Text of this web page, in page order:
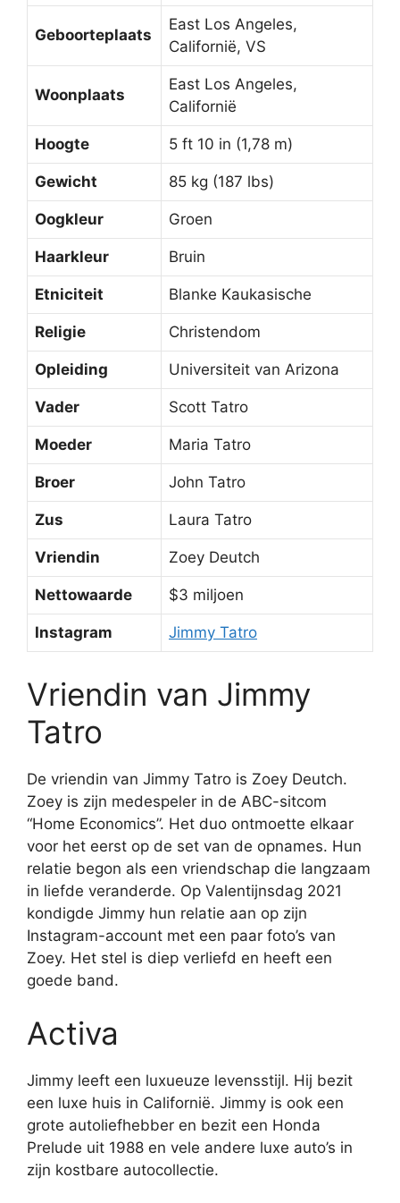
Geboorteplaats
East Los Angeles,
Californië, VS
Woonplaats
East Los Angeles,
Californië
Hoogte 5 ft 10 in (1,78 m)
Gewicht 85 kg (187 lbs)
Oogkleur Groen
Haarkleur Bruin
Etniciteit Blanke Kaukasische
Religie Christendom
Opleiding Universiteit van Arizona
Vader Scott Tatro
Moeder Maria Tatro
Broer John Tatro
Zus Laura Tatro
Vriendin Zoey Deutch
Nettowaarde $3 miljoen
Instagram Jimmy Tatro
Vriendin van Jimmy
Tatro
De vriendin van Jimmy Tatro is Zoey Deutch.
Zoey is zijn medespeler in de ABC-sitcom
“Home Economics”. Het duo ontmoette elkaar
voor het eerst op de set van de opnames. Hun
relatie begon als een vriendschap die langzaam
in liefde veranderde. Op Valentijnsdag 2021
kondigde Jimmy hun relatie aan op zijn
Instagram-account met een paar foto’s van
Zoey. Het stel is diep verliefd en heeft een
goede band.
Activa
Jimmy leeft een luxueuze levensstijl. Hij bezit
een luxe huis in Californië. Jimmy is ook een
grote autoliefhebber en bezit een Honda
Prelude uit 1988 en vele andere luxe auto’s in
zijn kostbare autocollectie.